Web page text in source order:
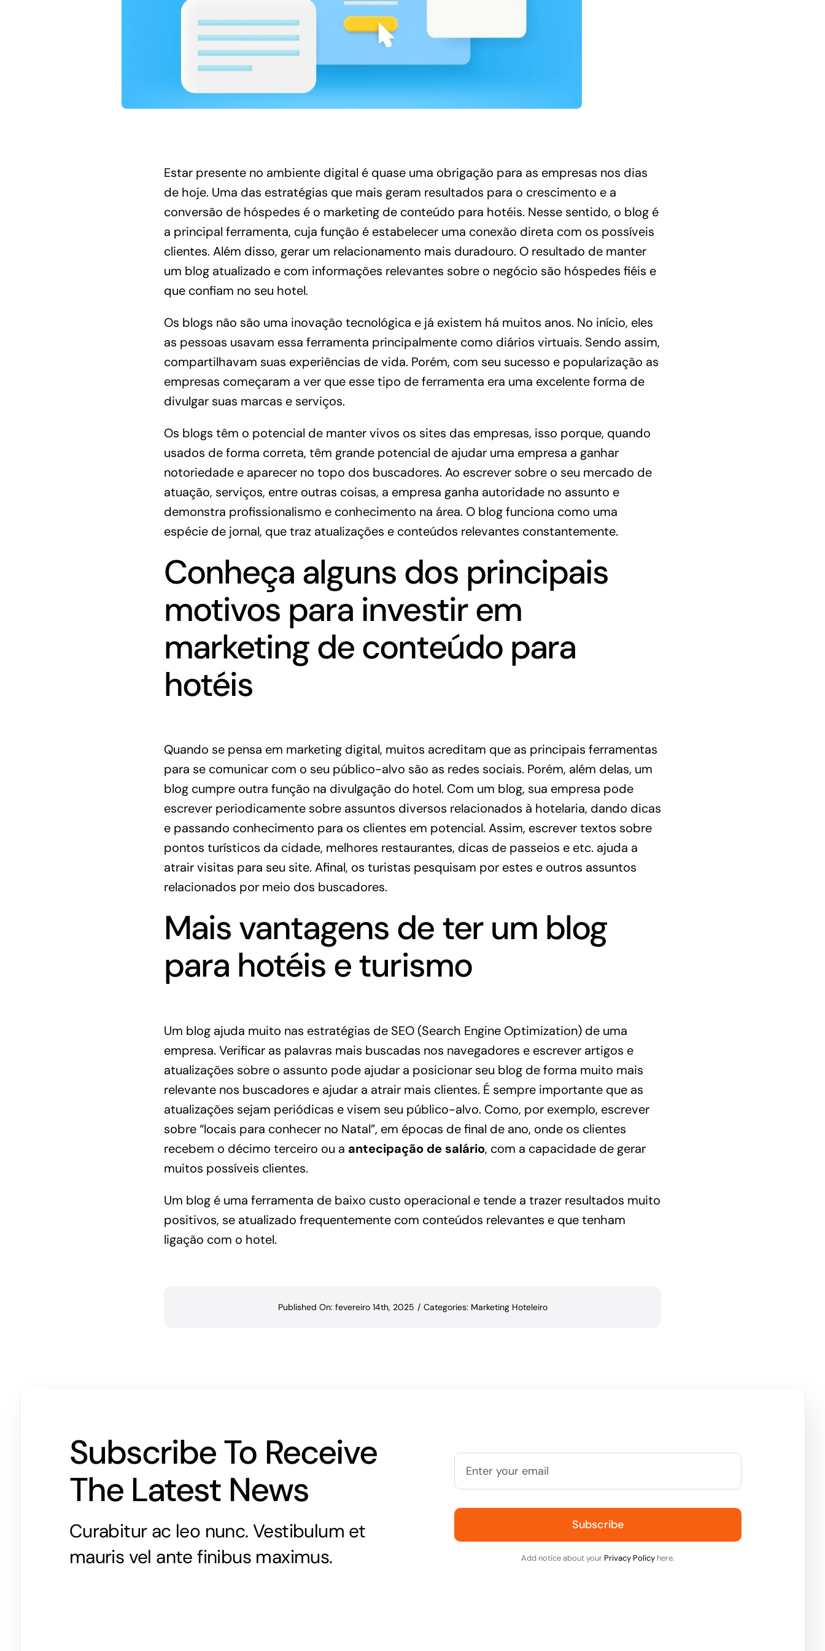
Estar presente no ambiente digital é quase uma obrigação para as empresas nos dias
de hoje. Uma das estratégias que mais geram resultados para o crescimento e a
conversão de hóspedes é o marketing de conteúdo para hotéis. Nesse sentido, o blog é
a principal ferramenta, cuja função é estabelecer uma conexão direta com os possíveis
clientes. Além disso, gerar um relacionamento mais duradouro. O resultado de manter
um blog atualizado e com informações relevantes sobre o negócio são hóspedes fiéis e
que confiam no seu hotel.
Os blogs não são uma inovação tecnológica e já existem há muitos anos. No início, eles
as pessoas usavam essa ferramenta principalmente como diários virtuais. Sendo assim,
compartilhavam suas experiências de vida. Porém, com seu sucesso e popularização as
empresas começaram a ver que esse tipo de ferramenta era uma excelente forma de
divulgar suas marcas e serviços.
Os blogs têm o potencial de manter vivos os sites das empresas, isso porque, quando
usados de forma correta, têm grande potencial de ajudar uma empresa a ganhar
notoriedade e aparecer no topo dos buscadores. Ao escrever sobre o seu mercado de
atuação, serviços, entre outras coisas, a empresa ganha autoridade no assunto e
demonstra profissionalismo e conhecimento na área. O blog funciona como uma
espécie de jornal, que traz atualizações e conteúdos relevantes constantemente.
Conheça alguns dos principais
motivos para investir em
marketing de conteúdo para
hotéis
Quando se pensa em marketing digital, muitos acreditam que as principais ferramentas
para se comunicar com o seu público-alvo são as redes sociais. Porém, além delas, um
blog cumpre outra função na divulgação do hotel. Com um blog, sua empresa pode
escrever periodicamente sobre assuntos diversos relacionados à hotelaria, dando dicas
e passando conhecimento para os clientes em potencial. Assim, escrever textos sobre
pontos turísticos da cidade, melhores restaurantes, dicas de passeios e etc. ajuda a
atrair visitas para seu site. Afinal, os turistas pesquisam por estes e outros assuntos
relacionados por meio dos buscadores.
Mais vantagens de ter um blog
para hotéis e turismo
Um blog ajuda muito nas estratégias de SEO(Search Engine Optimization) de uma
empresa. Verificar as palavras mais buscadas nos navegadores e escrever artigos e
atualizações sobre o assunto pode ajudar a posicionar seu blog de forma muito mais
relevante nos buscadores e ajudar a atrair mais clientes. É sempre importante que as
atualizações sejam periódicas e visem seu público-alvo. Como, por exemplo, escrever
sobre “locais para conhecer no Natal”, em épocas de final de ano, onde os clientes
recebem o décimo terceiro ou a antecipação de salário, com a capacidade de gerar
muitos possíveis clientes.
Um blog é uma ferramenta de baixo custo operacional e tende a trazer resultados muito
positivos, se atualizado frequentemente com conteúdos relevantes e que tenham
ligação com o hotel.
Published On: fevereiro 14th, 2025 / Categories: Marketing Hoteleiro
Subscribe To Receive
The Latest News
Curabitur ac leo nunc. Vestibulum et
mauris vel ante finibus maximus.
Subscribe
Add notice about your Privacy Policyhere.